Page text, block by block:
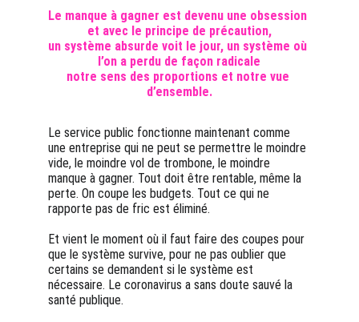
Le manque à gagner est devenu une obsession
et avec le principe de précaution,
un système absurde voit le jour, un système où
l’on a perdu de façon radicale
notre sens des proportions et notre vue
d’ensemble.
Le service public fonctionne maintenant comme
une entreprise qui ne peut se permettre le moindre
vide, le moindre vol de trombone, le moindre
manque à gagner. Tout doit être rentable, même la
perte. On coupe les budgets. Tout ce qui ne
rapporte pas de fric est éliminé.
Et vient le moment où il faut faire des coupes pour
que le système survive, pour ne pas oublier que
certains se demandent si le système est
nécessaire. Le coronavirus a sans doute sauvé la
santé publique.